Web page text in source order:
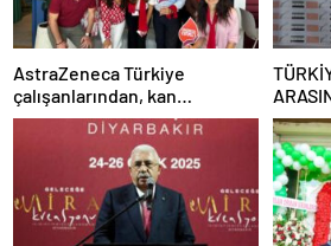
AstraZeneca Türkiye
çalışanlarından, kan
kanserine karşı “Birlikte
Güçlüyüz” mesajı